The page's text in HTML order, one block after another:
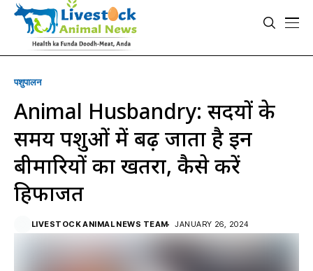
पशुपालन
Animal Husbandry: सर्दियों के
समय पशुओं में बढ़ जाता है इन
बीमारियों का खतरा, कैसे करें
हिफाजत
LIVESTOCK ANIMAL NEWS TEAM JANUARY 26, 2024